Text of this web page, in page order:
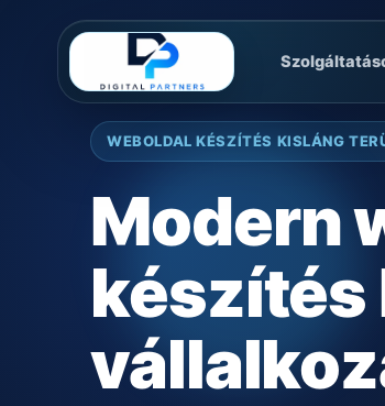
WEBOLDAL KÉSZÍTÉS KISLÁNG
Modern
készítés
jobb Google